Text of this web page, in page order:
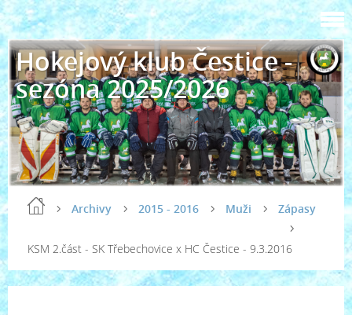
Hokejový klub Čestice -
sezóna 2025/2026
Archivy 2015 - 2016 Muži Zápasy
KSM 2.část - SK Třebechovice x HC Čestice - 9.3.2016